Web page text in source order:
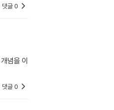
댓글0
념을 이
댓글0